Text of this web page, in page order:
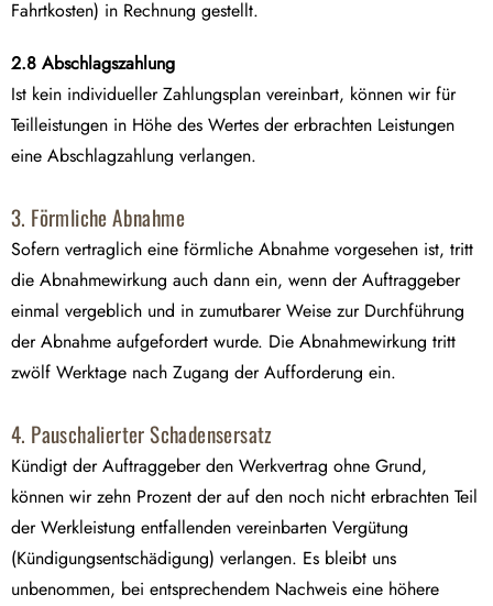
Fahrtkosten) in Rechnung gestellt.
2.8 Abschlagszahlung
Ist kein individueller Zahlungsplan vereinbart, können wir für
Teilleistungen in Höhe des Wertes der erbrachten Leistungen
eine Abschlagzahlung verlangen.
3. Förmliche Abnahme
Sofern vertraglich eine förmliche Abnahme vorgesehen ist, tritt
die Abnahmewirkung auch dann ein, wenn der Auftraggeber
einmal vergeblich und in zumutbarer Weise zur Durchführung
der Abnahme aufgefordert wurde. Die Abnahmewirkung tritt
zwölf Werktage nach Zugang der Aufforderung ein.
4. Pauschalierter Schadensersatz
Kündigt der Auftraggeber den Werkvertrag ohne Grund,
können wir zehn Prozent der auf den noch nicht erbrachten Teil
der Werkleistung entfallenden vereinbarten Vergütung
(Kündigungsentschädigung) verlangen. Es bleibt uns
unbenommen, bei entsprechendem Nachweis eine höhere